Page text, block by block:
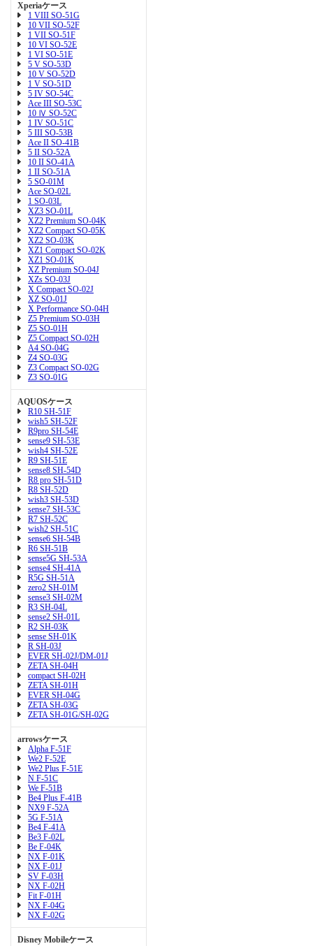
Xperiaケース
1 VIII SO-51G
10 VII SO-52F
1 VII SO-51F
10 VI SO-52E
1 VI SO-51E
5 V SO-53D
10 V SO-52D
1 V SO-51D
5 IV SO-54C
Ace III SO-53C
10 Ⅳ SO-52C
1 IV SO-51C
5 III SO-53B
Ace II SO-41B
5 II SO-52A
10 II SO-41A
1 II SO-51A
5 SO-01M
Ace SO-02L
1 SO-03L
XZ3 SO-01L
XZ2 Premium SO-04K
XZ2 Compact SO-05K
XZ2 SO-03K
XZ1 Compact SO-02K
XZ1 SO-01K
XZ Premium SO-04J
XZs SO-03J
X Compact SO-02J
XZ SO-01J
X Performance SO-04H
Z5 Premium SO-03H
Z5 SO-01H
Z5 Compact SO-02H
A4 SO-04G
Z4 SO-03G
Z3 Compact SO-02G
Z3 SO-01G
AQUOSケース
R10 SH-51F
wish5 SH-52F
R9pro SH-54E
sense9 SH-53E
wish4 SH-52E
R9 SH-51E
sense8 SH-54D
R8 pro SH-51D
R8 SH-52D
wish3 SH-53D
sense7 SH-53C
R7 SH-52C
wish2 SH-51C
sense6 SH-54B
R6 SH-51B
sense5G SH-53A
sense4 SH-41A
R5G SH-51A
zero2 SH-01M
sense3 SH-02M
R3 SH-04L
sense2 SH-01L
R2 SH-03K
sense SH-01K
R SH-03J
EVER SH-02J/DM-01J
ZETA SH-04H
compact SH-02H
ZETA SH-01H
EVER SH-04G
ZETA SH-03G
ZETA SH-01G/SH-02G
arrowsケース
Alpha F-51F
We2 F-52E
We2 Plus F-51E
N F-51C
We F-51B
Be4 Plus F-41B
NX9 F-52A
5G F-51A
Be4 F-41A
Be3 F-02L
Be F-04K
NX F-01K
NX F-01J
SV F-03H
NX F-02H
Fit F-01H
NX F-04G
NX F-02G
Disney Mobileケース